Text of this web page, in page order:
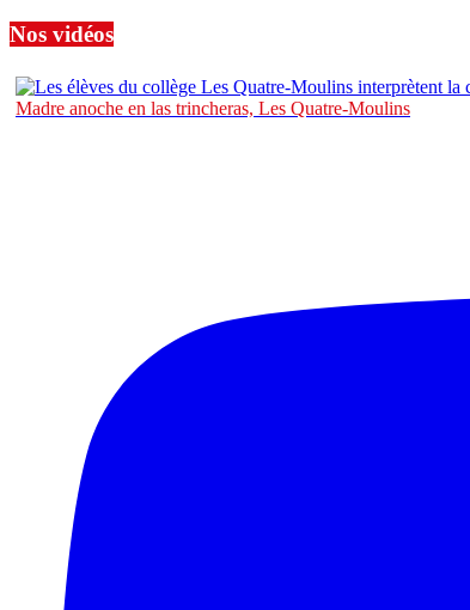
Nos vidéos
Madre anoche en las trincheras, Les Quatre-Moulins